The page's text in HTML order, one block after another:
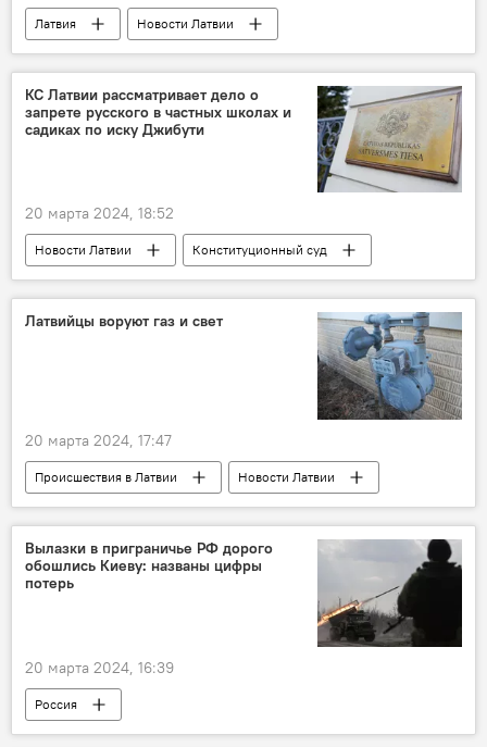
Латвия
Новости Латвии
образование
Вайра Вике-Фрейберга
мнение
КС Латвии рассматривает дело о
запрете русского в частных школах и
садиках по иску Джибути
20 марта 2024, 18:52
Новости Латвии
Конституционный суд
русский язык
детский сад школа
Латвийцы воруют газ и свет
20 марта 2024, 17:47
Происшествия в Латвии
Новости Латвии
газ
электричество
Latvijas Gāze
Gaso
Sadales tīkls
Rīgas ūdens
водопроводная вода
Вылазки в приграничье РФ дорого
обошлись Киеву: названы цифры
потерь
20 марта 2024, 16:39
Россия
Операция по демилитаризации Украины